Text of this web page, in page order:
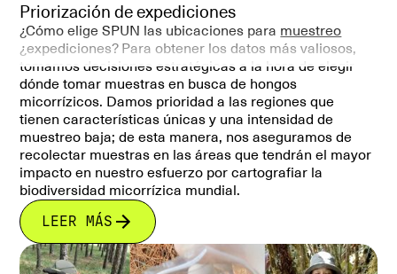
Priorización de expediciones
¿Cómo elige SPUN las ubicaciones para muestreo
¿expediciones? Para obtener los datos más valiosos,
tomamos decisiones estratégicas a la hora de elegir
dónde tomar muestras en busca de hongos
micorrízicos. Damos prioridad a las regiones que
tienen características únicas y una intensidad de
muestreo baja; de esta manera, nos aseguramos de
recolectar muestras en las áreas que tendrán el mayor
impacto en nuestro esfuerzo por cartografiar la
biodiversidad micorrízica mundial.
LEER MÁS